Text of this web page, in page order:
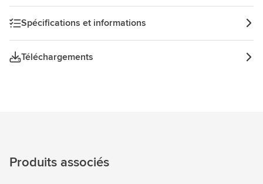
Spécifications et informations
Téléchargements
Produits associés